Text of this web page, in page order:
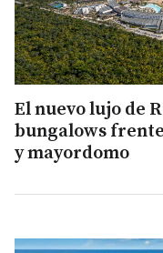
El nuevo lujo de
bungalows
y mayordomo